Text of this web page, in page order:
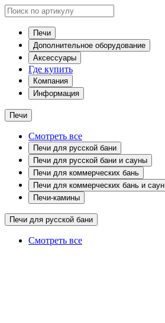
Печи
Дополнительное оборудование
Аксессуары
Где купить
Компания
Информация
Печи
Смотреть все
Печи для русской бани
Печи для русской бани и сауны
Печи для коммерческих бань
Печи для коммерческих бань и саун
Печи-камины
Печи для русской бани
Смотреть все